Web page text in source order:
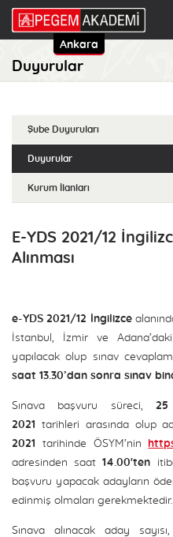
Ankara
Duyurular
Şube Duyuruları
Duyurular
Kurum İlanları
E-YDS 2021/12
Alınması
e-YDS 2021/12 İngilizce
İstanbul, İzmir ve
yapılacak olup sınav
saat 13.30’dan sonra sınav
Sınava başvuru süreci,
2021 tarihleri arasında olup
2021 tarihinde ÖSYM’nin
adresinden saat14.00'ten
başvuru yapacak adayların
edinmiş olmaları gerekmektedir.
Sınava alınacak aday